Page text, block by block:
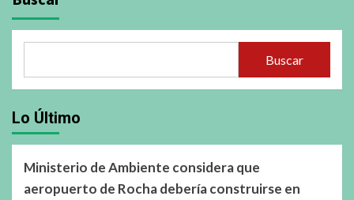
Buscar
Lo Último
Ministerio de Ambiente considera que
aeropuerto de Rocha debería construirse en